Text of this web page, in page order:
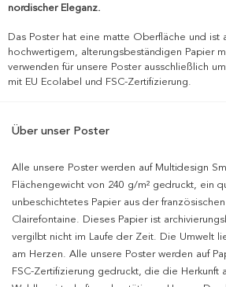
nordischer Eleganz.
Das Poster hat eine matte Oberfläche und ist
hochwertigem, alterungsbeständigen Papier
verwenden für unsere Poster ausschließlich
mit EU Ecolabel und FSC-Zertifizierung.
Über unser Poster
Alle unsere Poster werden auf Multidesign
Flächengewicht von 240 g/m² gedruckt, ein
unbeschichtetes Papier aus der
Clairefontaine. Dieses Papier ist
vergilbt nicht im Laufe der Zeit. Die Umwelt
am Herzen. Alle unsere Poster werden auf
FSC-Zertifizierung gedruckt, die die Herkunft